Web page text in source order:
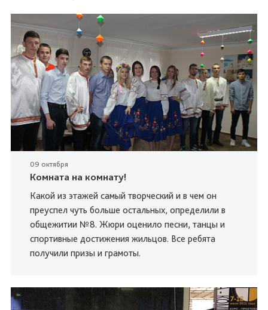
09 октября
Комната на комнату!
Какой из этажей самый творческий и в чем он
преуспел чуть больше остальных, определили в
общежитии №8. Жюри оценило песни, танцы и
спортивные достижения жильцов. Все ребята
получили призы и грамоты.